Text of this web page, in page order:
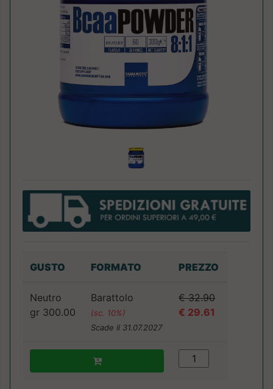
GUSTO FORMATO PREZZO
Neutro
gr 300.00
Barattolo
(sc. 10%)
Scade il 31.07.2027
€ 32.90
€ 29.61